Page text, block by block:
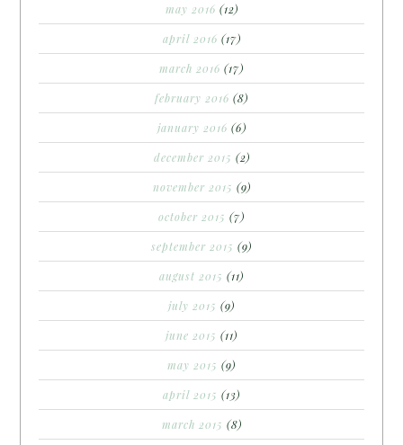
may 2016 (12)
april 2016 (17)
march 2016 (17)
february 2016 (8)
january 2016 (6)
december 2015 (2)
november 2015 (9)
october 2015 (7)
september 2015 (9)
august 2015 (11)
july 2015 (9)
june 2015 (11)
may 2015 (9)
april 2015 (13)
march 2015 (8)